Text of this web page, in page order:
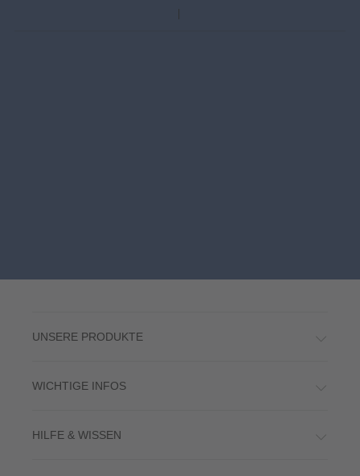
UNSERE PRODUKTE
WICHTIGE INFOS
HILFE & WISSEN